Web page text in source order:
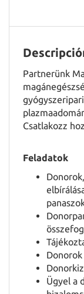
FR
IT
ES
PL
CS
Partnerünk
Csatlakozz
Feladatok
Donorok
Ügyel a